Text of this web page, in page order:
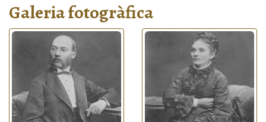
Galeria fotogràfica